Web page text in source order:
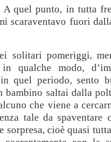
A quel punto, in tutta
scaraventavo fuori
solitari pomeriggi,
qualche modo,
quel periodo, sento
bambino saltai dalla
che viene a
tale da
sorpresa, cioè quasi